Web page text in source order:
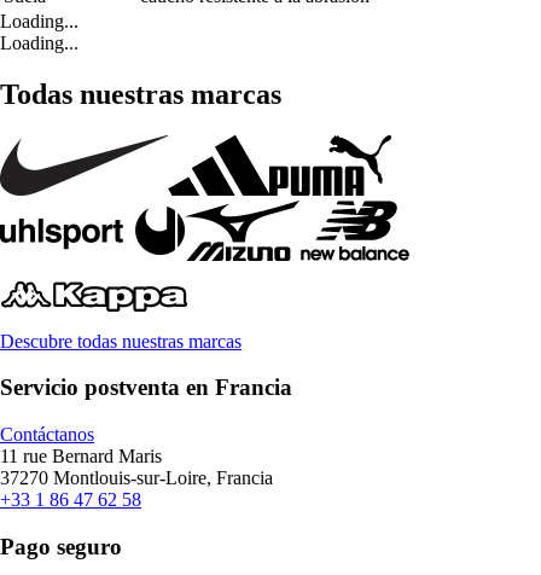
Loading...
Loading...
Todas nuestras marcas
Descubre todas nuestras marcas
Servicio postventa en Francia
Contáctanos
11 rue Bernard Maris
37270 Montlouis-sur-Loire, Francia
+33 1 86 47 62 58
Pago seguro